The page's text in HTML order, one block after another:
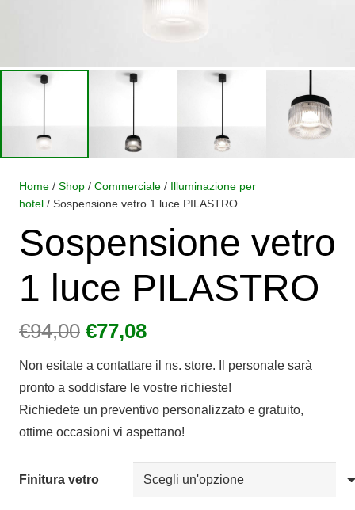
Home / Shop / Commerciale / Illuminazione per
hotel / Sospensione vetro 1 luce PILASTRO
Sospensione vetro
1 luce PILASTRO
€94,00 Il
originale
era:
€94,00.
€77,08Il
attuale
è:
€77,08.
Non esitate a contattare il ns. store. Il personale sarà
pronto a soddisfare le vostre richieste!
Richiedete un preventivo personalizzato e gratuito,
ottime occasioni vi aspettano!
Finitura vetro